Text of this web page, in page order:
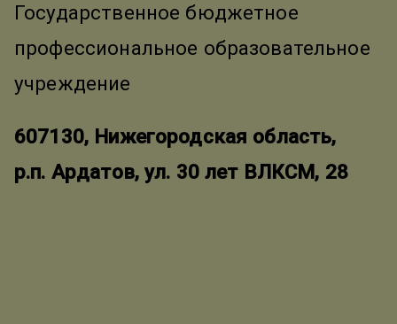
Государственное бюджетное
профессиональное образовательное
учреждение
607130, Нижегородская область,
р.п. Ардатов, ул. 30 лет ВЛКСМ, 28